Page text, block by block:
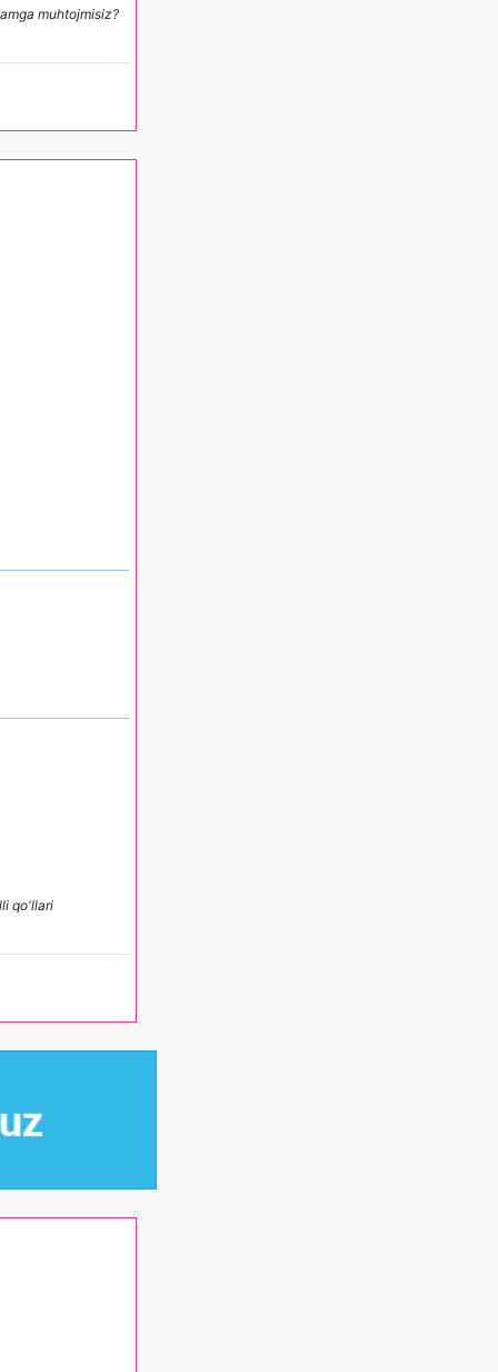
muhtojmisiz?
qo'llari